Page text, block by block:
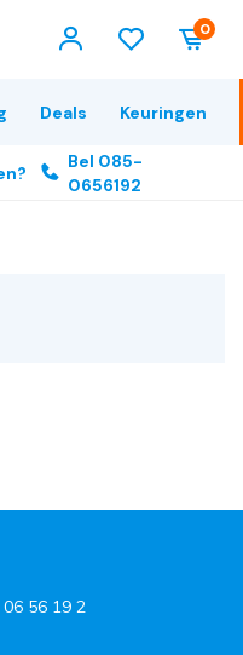
0
Deals Keuringen
Bel 085-
0656192
56 19 2